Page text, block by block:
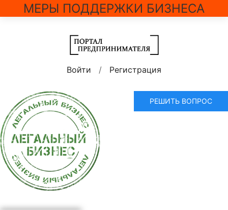
МЕРЫ ПОДДЕРЖКИ БИЗНЕСА
Войти / Регистрация
РЕШИТЬ ВОПРОС